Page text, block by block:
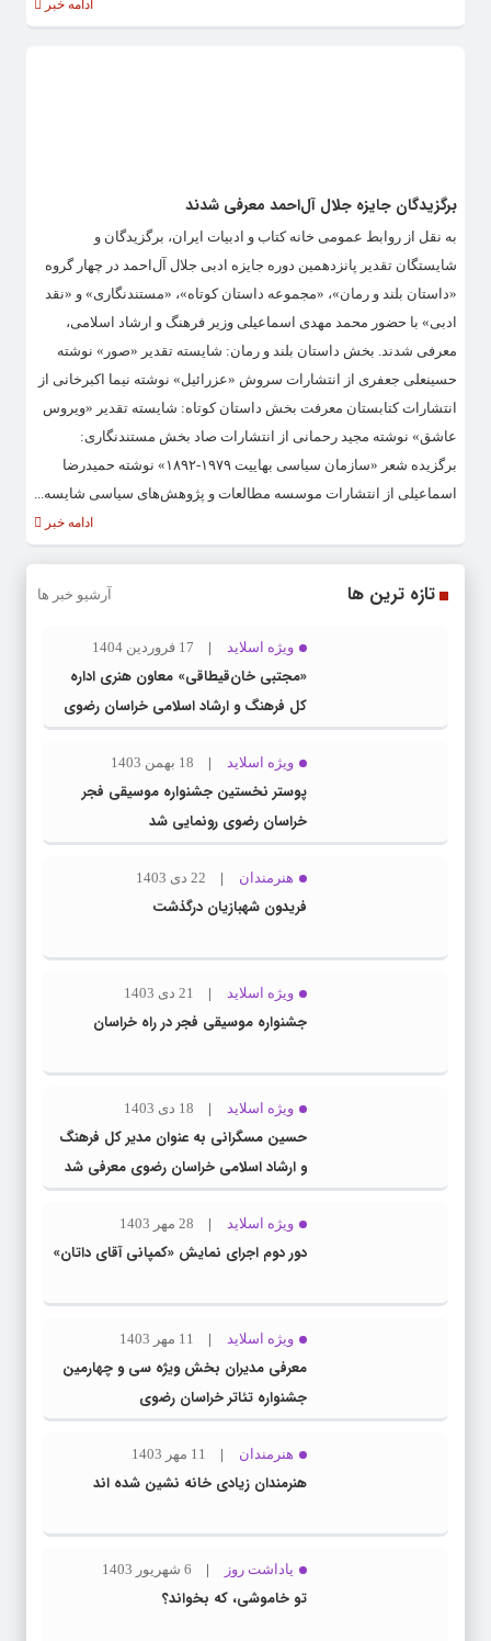
ادامه خبر
برگزیدگان جایزه جلال آل‌احمد معرفی شدند
به نقل از روابط عمومی خانه کتاب و ادبیات ایران، برگزیدگان و
شایستگان تقدیر پانزدهمین دوره جایزه ادبی جلال آل‌احمد در چهار گروه
«داستان بلند و رمان»، «مجموعه داستان کوتاه»، «مستندنگاری» و «نقد
ادبی» با حضور محمد مهدی اسماعیلی وزیر فرهنگ و ارشاد اسلامی،
معرفی شدند. بخش داستان بلند و رمان: شایسته تقدیر «صور» نوشته
حسینعلی جعفری از انتشارات سروش «عزرائیل» نوشته نیما اکبرخانی از
انتشارات کتابستان معرفت بخش داستان کوتاه: شایسته تقدیر «ویروس
عاشق» نوشته مجید رحمانی از انتشارات صاد بخش مستندنگاری:
برگزیده شعر «سازمان سیاسی بهاییت ۱۹۷۹-۱۸۹۲» نوشته حمیدرضا
اسماعیلی از انتشارات موسسه مطالعات و پژوهش‌های سیاسی شایسه...
ادامه خبر
تازه ترین ها آرشیو خبر ها
ویژه اسلاید 17 فروردین 1404
«مجتبی خان‌قیطاقی» معاون هنری اداره
کل فرهنگ و ارشاد اسلامی خراسان رضوی
شد
ویژه اسلاید 18 بهمن 1403
پوستر نخستین جشنواره موسیقی فجر
خراسان رضوی رونمایی شد
هنرمندان 22 دی 1403
فریدون شهبازیان درگذشت
ویژه اسلاید 21 دی 1403
جشنواره موسیقی فجر در راه خراسان
ویژه اسلاید 18 دی 1403
حسین مسگرانی به عنوان مدیر کل فرهنگ
و ارشاد اسلامی خراسان رضوی معرفی شد
ویژه اسلاید 28 مهر 1403
دور دوم اجرای نمایش «کمپانی آقای داتان»
ویژه اسلاید 11 مهر 1403
معرفی مدیران بخش ویژه سی و چهارمین
جشنواره تئاتر خراسان رضوی
هنرمندان 11 مهر 1403
هنرمندان زیادی خانه نشین شده اند
یاداشت روز 6 شهریور 1403
تو خاموشی، که بخواند؟